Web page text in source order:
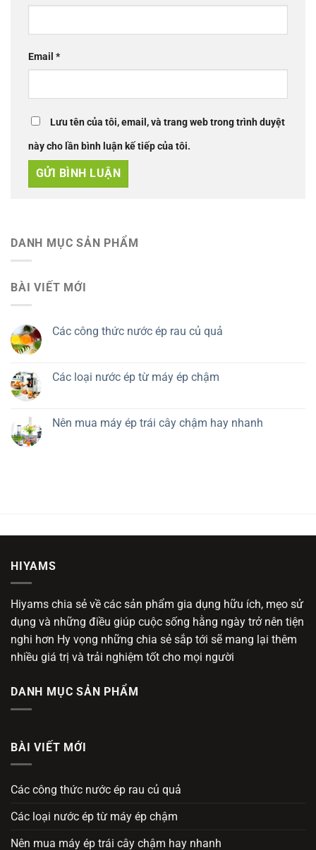
Email *
Lưu tên của tôi, email, và trang web trong trình duyệt
này cho lần bình luận kế tiếp của tôi.
DANH MỤC SẢN PHẨM
BÀI VIẾT MỚI
Các công thức nước ép rau củ quả
Các loại nước ép từ máy ép chậm
Nên mua máy ép trái cây chậm hay nhanh
HIYAMS
Hiyams chia sẻ về các sản phẩm gia dụng hữu ích, mẹo sử
dụng và những điều giúp cuộc sống hằng ngày trở nên tiện
nghi hơn Hy vọng những chia sẻ sắp tới sẽ mang lại thêm
nhiều giá trị và trải nghiệm tốt cho mọi người
DANH MỤC SẢN PHẨM
BÀI VIẾT MỚI
Các công thức nước ép rau củ quả
Các loại nước ép từ máy ép chậm
Nên mua máy ép trái cây chậm hay nhanh